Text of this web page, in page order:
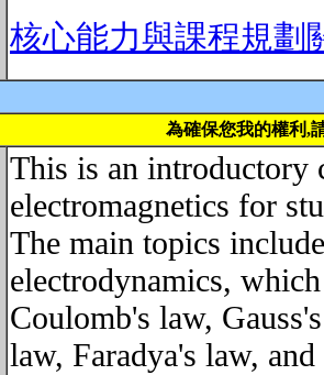
核心能力與課程規劃
為確保您我的權利,
This is an introductory
electromagnetics for
The main topics
electrodynamics,
Coulomb's law,
law, Faradya's law,